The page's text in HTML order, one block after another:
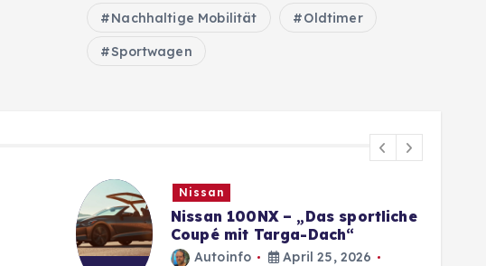
Nachhaltige Mobilität Oldtimer
Sportwagen
Nissan
Nissan 100NX – „Das sportliche
Coupé mit Targa-Dach“
Autoinfo
April 25, 2026